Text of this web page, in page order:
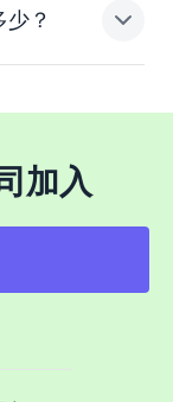
行已售出
免除重新
。最後，
、及早找
？
交付使用
外成本。
升團隊生
在
加入